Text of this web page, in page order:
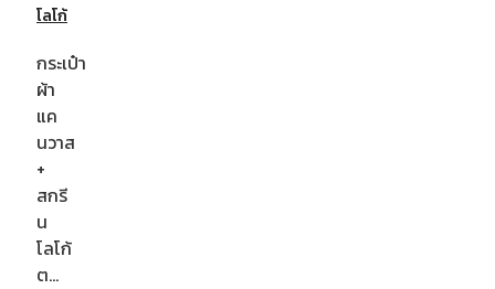
โลโก้
กระเป๋า
ผ้า
แค
นวาส
+
สกรี
น
โลโก้
ต…